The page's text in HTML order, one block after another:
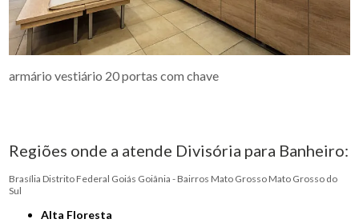
armário vestiário 20 portas com chave
Regiões onde a atende Divisória para Banheiro:
Brasília Distrito Federal Goiás Goiânia - Bairros Mato Grosso Mato Grosso do
Sul
Alta Floresta